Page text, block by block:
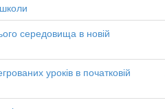
середовища в новій
уроків в початковій